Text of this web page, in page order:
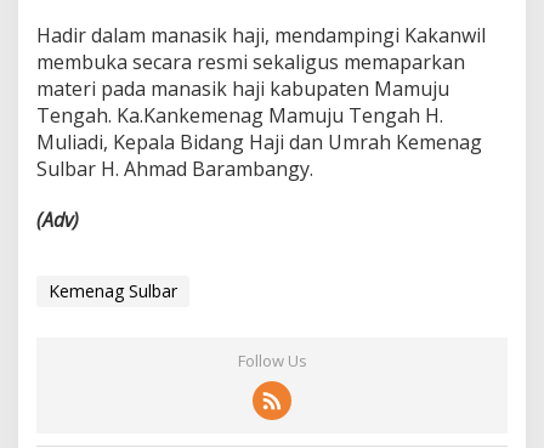
Hadir dalam manasik haji, mendampingi Kakanwil
membuka secara resmi sekaligus memaparkan
materi pada manasik haji kabupaten Mamuju
Tengah. Ka.Kankemenag Mamuju Tengah H.
Muliadi, Kepala Bidang Haji dan Umrah Kemenag
Sulbar H. Ahmad Barambangy.
(Adv)
Kemenag Sulbar
Follow Us